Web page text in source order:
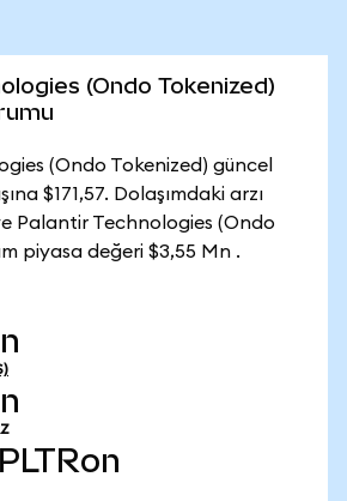
(Ondo Tokenized)
(Ondo Tokenized) güncel
$171,57. Dolaşımdaki arzı
Palantir Technologies (Ondo
piyasa değeri $3,55 Mn .
PLTRon